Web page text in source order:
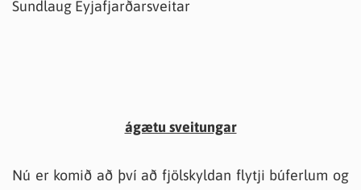
Sundlaug Eyjafjarðarsveitar
ágætu sveitungar
Nú er komið að því að fjölskyldan flytji búferlum og